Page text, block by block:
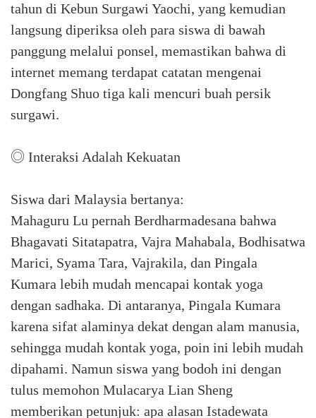
tahun di Kebun Surgawi Yaochi, yang kemudian
langsung diperiksa oleh para siswa di bawah
panggung melalui ponsel, memastikan bahwa di
internet memang terdapat catatan mengenai
Dongfang Shuo tiga kali mencuri buah persik
surgawi.
◎ Interaksi Adalah Kekuatan
Siswa dari Malaysia bertanya:
Mahaguru Lu pernah Berdharmadesana bahwa
Bhagavati Sitatapatra, Vajra Mahabala, Bodhisatwa
Marici, Syama Tara, Vajrakila, dan Pingala
Kumara lebih mudah mencapai kontak yoga
dengan sadhaka. Di antaranya, Pingala Kumara
karena sifat alaminya dekat dengan alam manusia,
sehingga mudah kontak yoga, poin ini lebih mudah
dipahami. Namun siswa yang bodoh ini dengan
tulus memohon Mulacarya Lian Sheng
memberikan petunjuk: apa alasan Istadewata